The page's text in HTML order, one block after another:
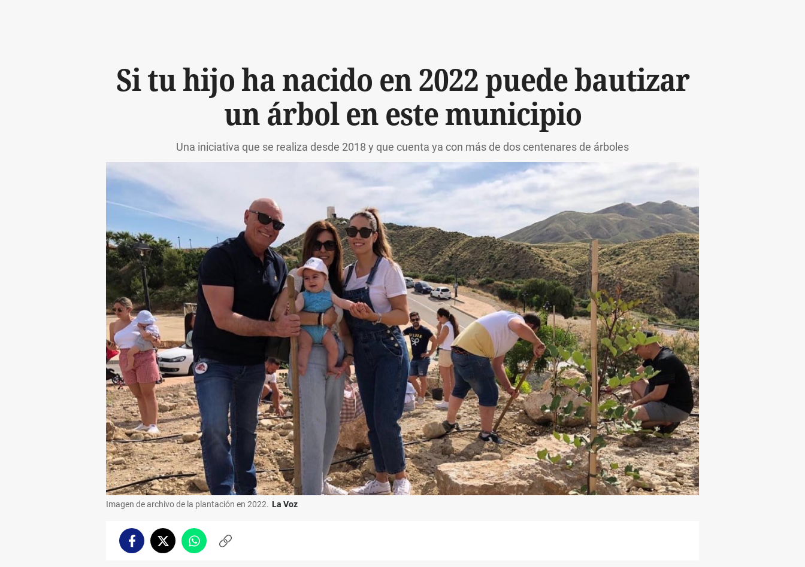
Si tu hijo ha nacido en 2022 puede bautizar
un árbol en este municipio
Una iniciativa que se realiza desde 2018 y que cuenta ya con más de dos centenares de árboles
Imagen de archivo de la plantación en 2022. La Voz
FacebookTwitterWhatsappCopiar